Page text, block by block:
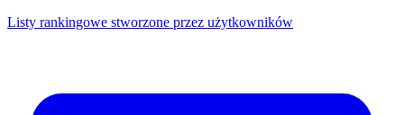
Listy rankingowe stworzone przez użytkowników